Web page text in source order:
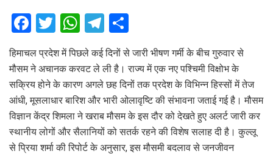
F
ce
b
o
o
k
T
wi
tt
er
W
h
at
s
A
p
p
T
el
e
gr
a
m
ar
e
हिमाचल प्रदेश में पिछले कई दिनों से जारी भीषण गर्मी के बीच गुरुवार से
मौसम ने अचानक करवट ले ली है। राज्य में एक नए पश्चिमी विक्षोभ के
सक्रिय होने के कारण अगले छह दिनों तक प्रदेश के विभिन्न हिस्सों में तेज
आंधी, मूसलाधार बारिश और भारी ओलावृष्टि की संभावना जताई गई है। मौसम
विज्ञान केंद्र शिमला ने खराब मौसम के इस दौर को देखते हुए अलर्ट जारी कर
स्थानीय लोगों और सैलानियों को सतर्क रहने की विशेष सलाह दी है। कुल्लू
से प्रिया शर्मा की रिपोर्ट के अनुसार, इस मौसमी बदलाव से जनजीवन